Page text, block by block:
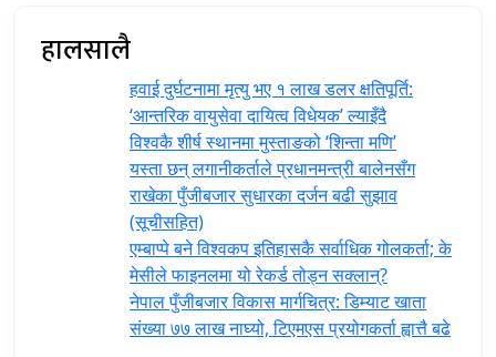
हालसालै
हवाई दुर्घटनामा मृत्यु भए १ लाख डलर क्षतिपूर्ति:
‘आन्तरिक वायुसेवा दायित्व विधेयक’ ल्याइँदै
विश्वकै शीर्ष स्थानमा मुस्ताङको ‘शिन्ता मणि’
यस्ता छन् लगानीकर्ताले प्रधानमन्त्री ‍बालेनसँग
राखेका पुँजीबजार सुधारका दर्जन बढी सुझाव
(सूचीसहित)
एम्बाप्पे बने विश्वकप इतिहासकै सर्वाधिक गोलकर्ता; के
मेसीले फाइनलमा यो रेकर्ड तोड्न सक्लान्?
नेपाल पुँजीबजार विकास मार्गचित्र: डिम्याट खाता
संख्या ७७ लाख नाघ्यो, टिएमएस प्रयोगकर्ता ह्वात्तै बढे